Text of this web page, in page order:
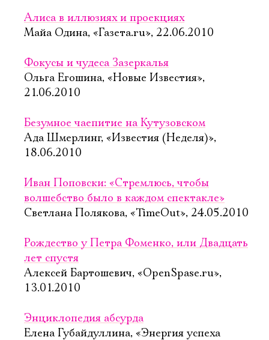
Алиса в иллюзиях и проекциях
Майа Одина, «Газета.ru», 22.06.2010
Фокусы и чудеса Зазеркалья
Ольга Егошина, «Новые Известия»,
21.06.2010
Безумное чаепитие на Кутузовском
Ада Шмерлинг, «Известия (Неделя)»,
18.06.2010
Иван Поповски: «Стремлюсь, чтобы
волшебство было в каждом спектакле»
Светлана Полякова, «TimeOut», 24.05.2010
Рождество у Петра Фоменко, или Двадцать
лет спустя
Алексей Бартошевич, «OpenSpase.ru»,
13.01.2010
Энциклопедия абсурда
Елена Губайдуллина, «Энергия успеха